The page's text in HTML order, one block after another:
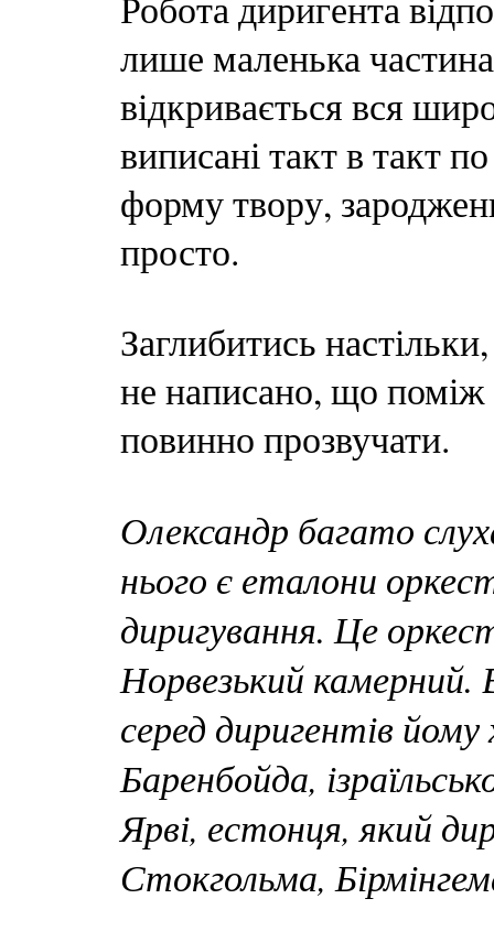
лише маленька
відкривається вся
виписані такт в такт
форму твору,
просто.
Заглибитись
не написано, що поміж
повинно прозвучати.
Олександр багато
нього є еталони
диригування. Це
Норвезький
серед диригентів
Баренбойда,
Ярві, естонця, який
Стокгольма,